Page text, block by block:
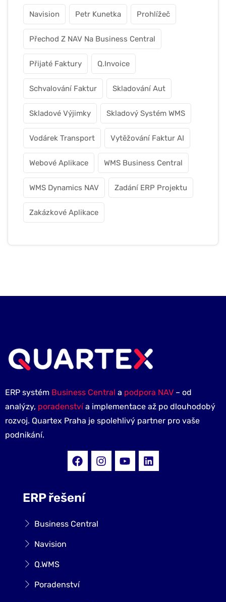
Navision Petr Kunetka Prohlížeč
Přechod Z NAV Na Business Central
Přijaté Faktury Q.Invoice
Schvalování Faktur Skladování Aut
Skladové Výjimky Skladový Systém WMS
Vodárek Transport Vytěžování Faktur AI
Webové Aplikace WMS Business Central
WMS Dynamics NAV Zadání ERP Projektu
Zakázkové Aplikace
ERP systém Business Central a podpora NAV – od
analýzy, poradenstvía implementace až po dlouhodobý
rozvoj. Quartex Praha je spolehlivý partner pro vaše
podnikání.
ERP řešení
Business Central
Navision
Q.WMS
Poradenství